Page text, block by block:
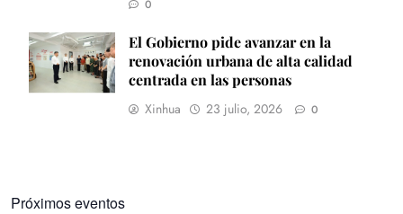
0
El Gobierno pide avanzar en la
renovación urbana de alta calidad
centrada en las personas
Xinhua 23 julio, 2026 0
Próximos eventos